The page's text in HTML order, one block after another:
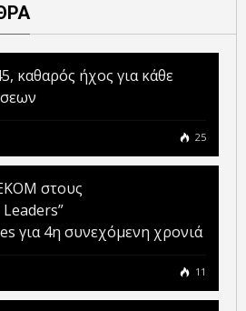
καθαρός ήχος για κάθε
25
στους
για 4η συνεχόμενη χρονιά
11